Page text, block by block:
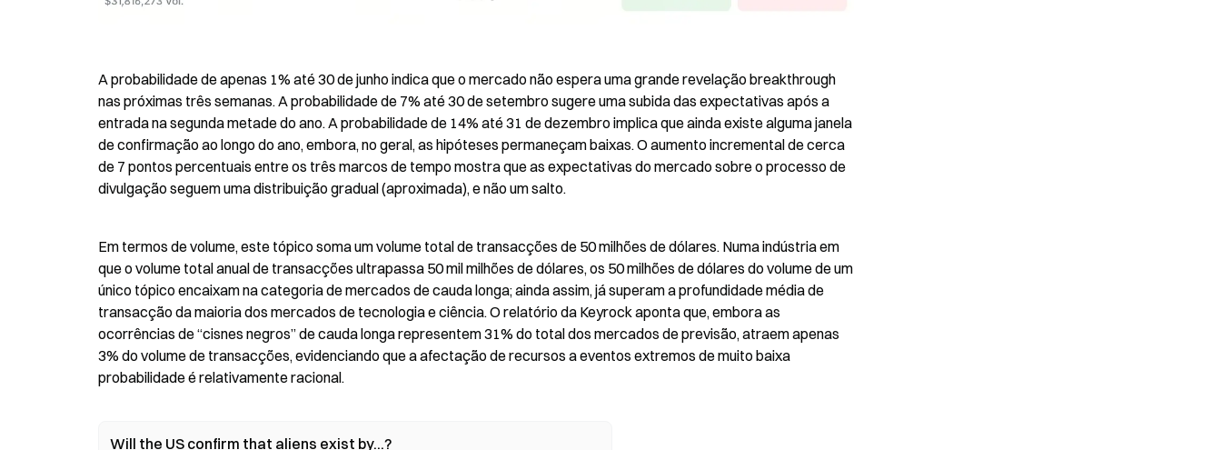
A probabilidade de apenas 1% até 30 de junho indica que o mercado não espera uma grande revelação breakthrough
nas próximas três semanas. A probabilidade de 7% até 30 de setembro sugere uma subida das expectativas após a
entrada na segunda metade do ano. A probabilidade de 14% até 31 de dezembro implica que ainda existe alguma janela
de confirmação ao longo do ano, embora, no geral, as hipóteses permaneçam baixas. O aumento incremental de cerca
de 7 pontos percentuais entre os três marcos de tempo mostra que as expectativas do mercado sobre o processo de
divulgação seguem uma distribuição gradual (aproximada), e não um salto.
Em termos de volume, este tópico soma um volume total de transacções de 50 milhões de dólares. Numa indústria em
que o volume total anual de transacções ultrapassa 50 mil milhões de dólares, os 50 milhões de dólares do volume de um
único tópico encaixam na categoria de mercados de cauda longa; ainda assim, já superam a profundidade média de
transacção da maioria dos mercados de tecnologia e ciência. O relatório da Keyrock aponta que, embora as
ocorrências de “cisnes negros” de cauda longa representem 31% do total dos mercados de previsão, atraem apenas
3% do volume de transacções, evidenciando que a afectação de recursos a eventos extremos de muito baixa
probabilidade é relativamente racional.
Will the US confirm that aliens exist by...?